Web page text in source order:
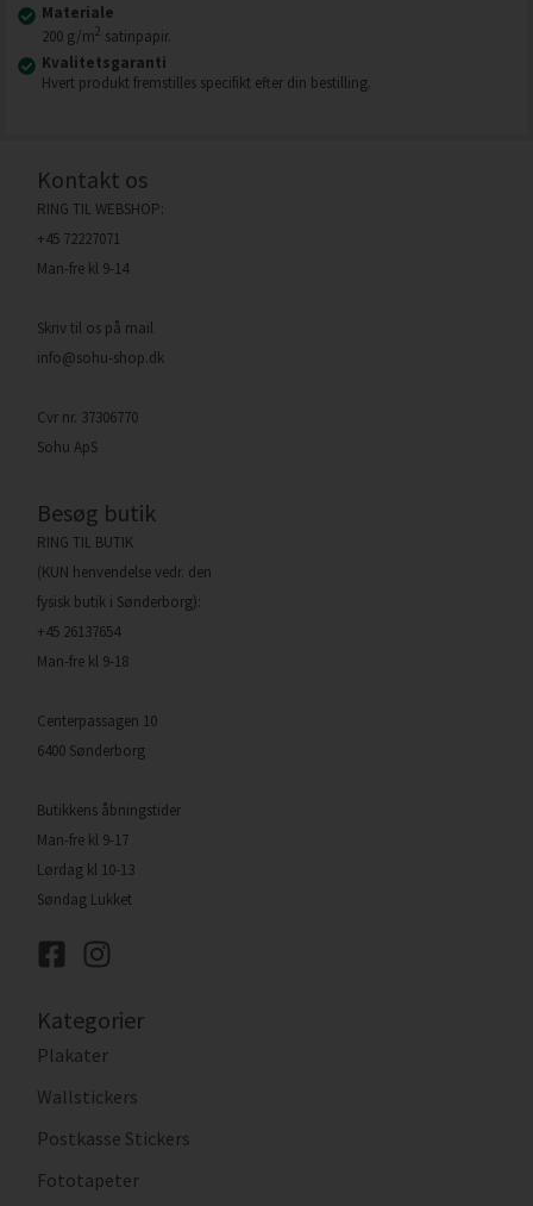
Materiale
200 g/m2 satinpapir.
Kvalitetsgaranti
Hvert produkt fremstilles specifikt efter din bestilling.
Kontakt os
RING TIL WEBSHOP:
+45 72227071
Man-fre kl 9-14
Skriv til os på mail
info@sohu-shop.dk
Cvr nr. 37306770
Sohu ApS
Besøg butik
RING TIL BUTIK
(KUN henvendelse vedr. den
fysisk butik i Sønderborg):
+45 26137654
Man-fre kl 9-18
Centerpassagen 10
6400 Sønderborg
Butikkens åbningstider
Man-fre kl 9-17
Lørdag kl 10-13
Søndag Lukket
Kategorier
Plakater
Wallstickers
Postkasse Stickers
Fototapeter